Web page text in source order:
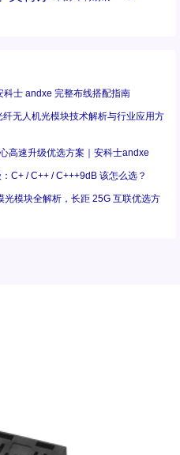
士 andxe 完整布线搭配指南
无人机光模块技术解析与行业应用方
高速升级优选方案｜安科士andxe
C+ / C++ / C+++9dB 该怎么选？
模块全解析，长距 25G 互联优选方